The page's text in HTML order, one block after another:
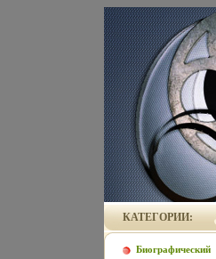
КАТЕГОРИИ:
Биографический